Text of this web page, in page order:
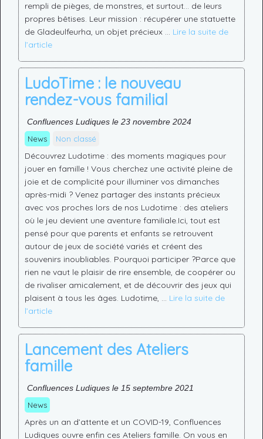
rempli de pièges, de monstres, et surtout… de leurs
propres bêtises. Leur mission : récupérer une statuette
de Gladeulfeurha, un objet précieux … Lire la suite de
l’article
LudoTime : le nouveau
rendez-vous familial
Confluences Ludiques le 23 novembre 2024
News
Non classé
Découvrez Ludotime : des moments magiques pour
jouer en famille ! Vous cherchez une activité pleine de
joie et de complicité pour illuminer vos dimanches
après-midi ? Venez partager des instants précieux
avec vos proches lors de nos Ludotime : des ateliers
où le jeu devient une aventure familiale.Ici, tout est
pensé pour que parents et enfants se retrouvent
autour de jeux de société variés et créent des
souvenirs inoubliables. Pourquoi participer ?Parce que
rien ne vaut le plaisir de rire ensemble, de coopérer ou
de rivaliser amicalement, et de découvrir des jeux qui
plaisent à tous les âges. Ludotime, … Lire la suite de
l’article
Lancement des Ateliers
famille
Confluences Ludiques le 15 septembre 2021
News
Après un an d’attente et un COVID-19, Confluences
Ludiques ouvre enfin ces Ateliers famille. On vous en